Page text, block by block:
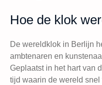
Hoe de klok
De wereldklok in Berlijn
ambtenaren en
Geplaatst in het hart van
tijd waarin de wereld